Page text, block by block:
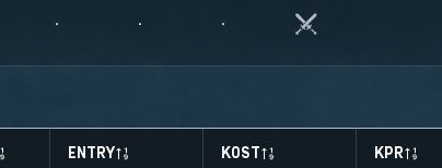
ENTRY KOST KPR